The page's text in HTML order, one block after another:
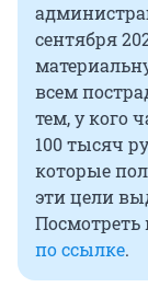
сентября
всем
тем, у кого
100 тысяч
которые
эти цели
по ссылке.